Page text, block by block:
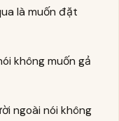
là muốn đặt
không muốn gả
ngoài nói không